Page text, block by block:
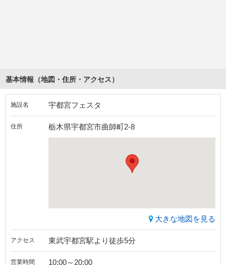
基本情報（地図・住所・アクセス）
施設名 宇都宮フェスタ
住所 栃木県宇都宮市曲師町2-8
大きな地図を見る
アクセス 東武宇都宮駅より徒歩5分
営業時間 10:00～20:00